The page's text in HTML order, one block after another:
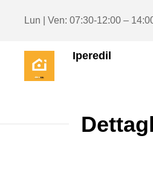
Lun | Ven: 07:30-12:00 –
Iperedil